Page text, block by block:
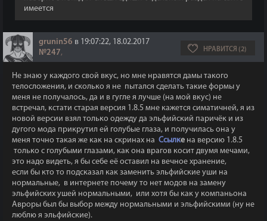
имеется
grunin56 в 19:07:22, 18.02.2017
№247, НРАВИТСЯ (2)
Не знаю у каждого свой вкус, но мне нравятся дамы такого
телосложения, и сколько я не пытался сделать такие формы у
меня не получалось, да и в гугле я лучше (на мой вкус) не
встречал, кстати старая версия 1.8.5 мне кажется симатичней, я из
новой версии взял только одежду да эльфийский паричёк и из
дугого мода прикрутил ей голубые глаза, и получилась она у
меня точно такая же как на скринах на Ссылке на версию 1.8.5
только с голубыми глазами, как она врагов косит двумя мечами,
это надо видеть, я бы себе её оставил на вечное хранение,
если бы кто то подсказал как заменить эльфийские уши на
нормальные, в интернете почему то нет модов на замену
эльфийских ушей нормальными, или хотя бы как у компаньона
Авроры был бы выбор между нормальными и эльфийскими (ну не
люблю я эльфийские).